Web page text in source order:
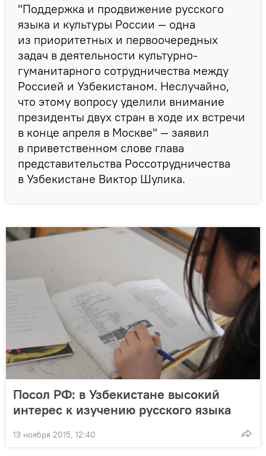
"Поддержка и продвижение русского
языка и культуры России — одна
из приоритетных и первоочередных
задач в деятельности культурно-
гуманитарного сотрудничества между
Россией и Узбекистаном. Неслучайно,
что этому вопросу уделили внимание
президенты двух стран в ходе их встречи
в конце апреля в Москве" — заявил
в приветственном слове глава
представительства Россотрудничества
в Узбекистане Виктор Шулика.
Посол РФ: в Узбекистане высокий
интерес к изучению русского языка
13 ноября 2015, 12:40